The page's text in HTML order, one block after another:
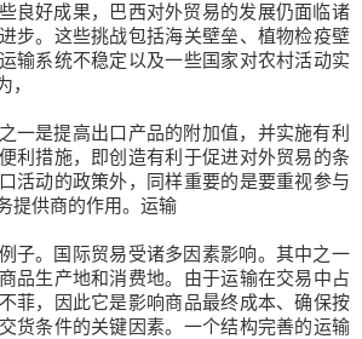
良好成果，巴西对外贸易的发展仍面临诸
步。这些挑战包括海关壁垒、植物检疫壁
输系统不稳定以及一些国家对农村活动实
，
一是提高出口产品的附加值，并实施有利
利措施，即创造有利于促进对外贸易的条
活动的政策外，同样重要的是要重视参与
提供商的作用。运输
子。国际贸易受诸多因素影响。其中之一
品生产地和消费地。由于运输在交易中占
菲，因此它是影响商品最终成本、确保按
货条件的关键因素。一个结构完善的运输